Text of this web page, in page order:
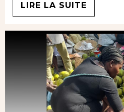
LIRE LA SUITE